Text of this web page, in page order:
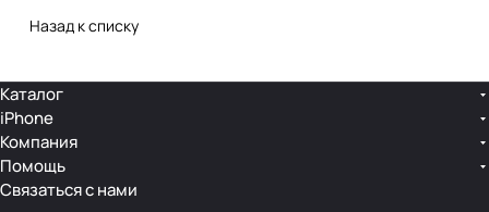
Назад к списку
Каталог
iPhone
Компания
Помощь
Связаться с нами